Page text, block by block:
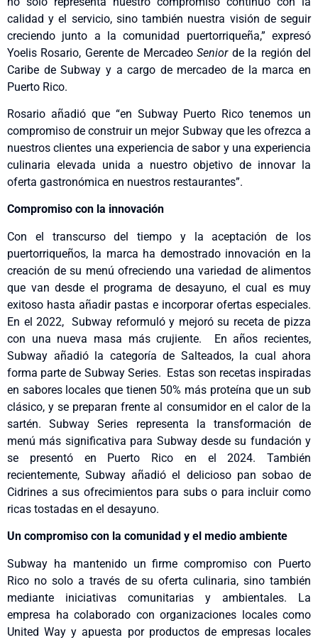
calidad y el servicio, sino también nuestra visión de seguir
creciendo junto a la comunidad puertorriqueña,” expresó
Yoelis Rosario, Gerente de MercadeoSeniorde la región del
Caribe de Subway y a cargo de mercadeo de la marca en
Puerto Rico.
Rosario añadió que “en Subway Puerto Rico tenemos un
compromiso de construir un mejor Subway que les ofrezca a
nuestros clientes una experiencia de sabor y una experiencia
culinaria elevada unida a nuestro objetivo de innovar la
oferta gastronómica en nuestros restaurantes”.
Compromiso con la innovación
Con el transcurso del tiempo y la aceptación de los
puertorriqueños, la marca ha demostrado innovación en la
creación de su menú ofreciendo una variedad de alimentos
que van desde el programa de desayuno, el cual es muy
exitoso hasta añadir pastas e incorporar ofertas especiales.
En el 2022, Subway reformuló y mejoró su receta de pizza
con una nueva masa más crujiente. En años recientes,
Subway añadió la categoría de Salteados, la cual ahora
forma parte de Subway Series. Estas son recetas inspiradas
en sabores locales que tienen 50% más proteína que un sub
clásico, y se preparan frente al consumidor en el calor de la
sartén. Subway Series representa la transformación de
menú más significativa para Subway desde su fundación y
se presentó en Puerto Rico en el 2024. También
recientemente, Subway añadió el delicioso pan sobao de
Cidrines a sus ofrecimientos para subs o para incluir como
ricas tostadas en el desayuno.
Un compromiso con la comunidad y el medio ambiente
Subway ha mantenido un firme compromiso con Puerto
Rico no solo a través de su oferta culinaria, sino también
mediante iniciativas comunitarias y ambientales. La
empresa ha colaborado con organizaciones locales como
United Way y apuesta por productos de empresas locales